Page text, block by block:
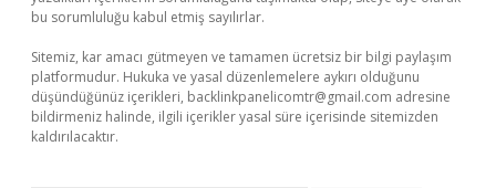
bu sorumluluğu kabul etmiş sayılırlar.
Sitemiz, kar amacı gütmeyen ve tamamen ücretsiz bir bilgi paylaşım
platformudur. Hukuka ve yasal düzenlemelere aykırı olduğunu
düşündüğünüz içerikleri, backlinkpanelicomtr@gmail.com adresine
bildirmeniz halinde, ilgili içerikler yasal süre içerisinde sitemizden
kaldırılacaktır.